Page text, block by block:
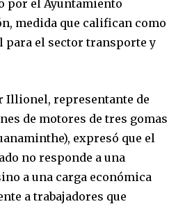
por el Ayuntamiento
medida que califican como
para el sector transporte y
Illionel, representante de
de motores de tres gomas
expresó que el
no responde a una
a una carga económica
a trabajadores que